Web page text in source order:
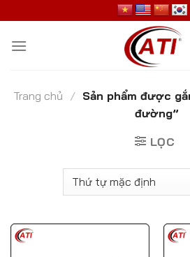
to
content
Trang chủ / Sản phẩm được
đường”
LỌC